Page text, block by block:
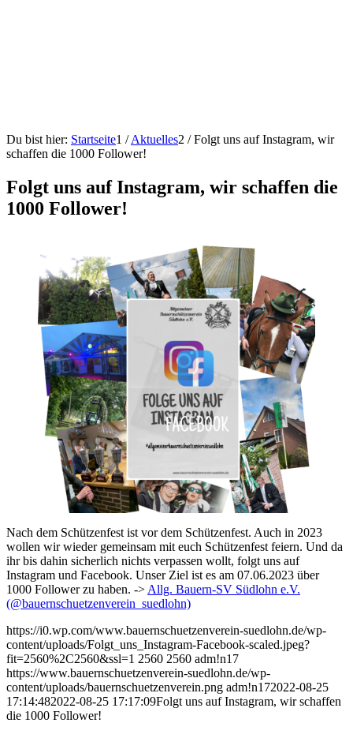
Du bist hier: Startseite1 / Aktuelles2 / Folgt uns auf Instagram, wir
schaffen die 1000 Follower!
Folgt uns auf Instagram, wir schaffen die
1000 Follower!
Nach dem Schützenfest ist vor dem Schützenfest. Auch in 2023
wollen wir wieder gemeinsam mit euch Schützenfest feiern. Und da
ihr bis dahin sicherlich nichts verpassen wollt, folgt uns auf
Instagram und Facebook. Unser Ziel ist es am 07.06.2023 über
1000 Follower zu haben. -> Allg. Bauern-SV Südlohn e.V.
(@bauernschuetzenverein_suedlohn)
https://i0.wp.com/www.bauernschuetzenverein-suedlohn.de/wp-
content/uploads/Folgt_uns_Instagram-Facebook-scaled.jpeg?
fit=2560%2C2560&ssl=1 2560 2560 adm!n17
https://www.bauernschuetzenverein-suedlohn.de/wp-
content/uploads/bauernschuetzenverein.png adm!n172022-08-25
17:14:482022-08-25 17:17:09Folgt uns auf Instagram, wir schaffen
die 1000 Follower!